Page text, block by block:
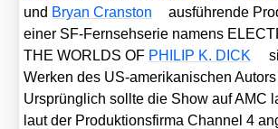
und Bryan Cran­s­ton
aus­füh­ren­de
einer SF-Fern­seh­se­rie namens
THE WORLDS OF PHILIP K. DICK
Wer­ken des US-ame­ri­ka­ni­schen
Ursprüng­lich soll­te die Show auf AMC
laut der Pro­duk­ti­ons­fir­ma Chan­nel 4